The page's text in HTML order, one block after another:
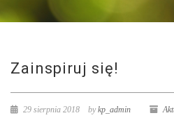
Zainspiruj się!
29 sierpnia 2018 bykp_admin